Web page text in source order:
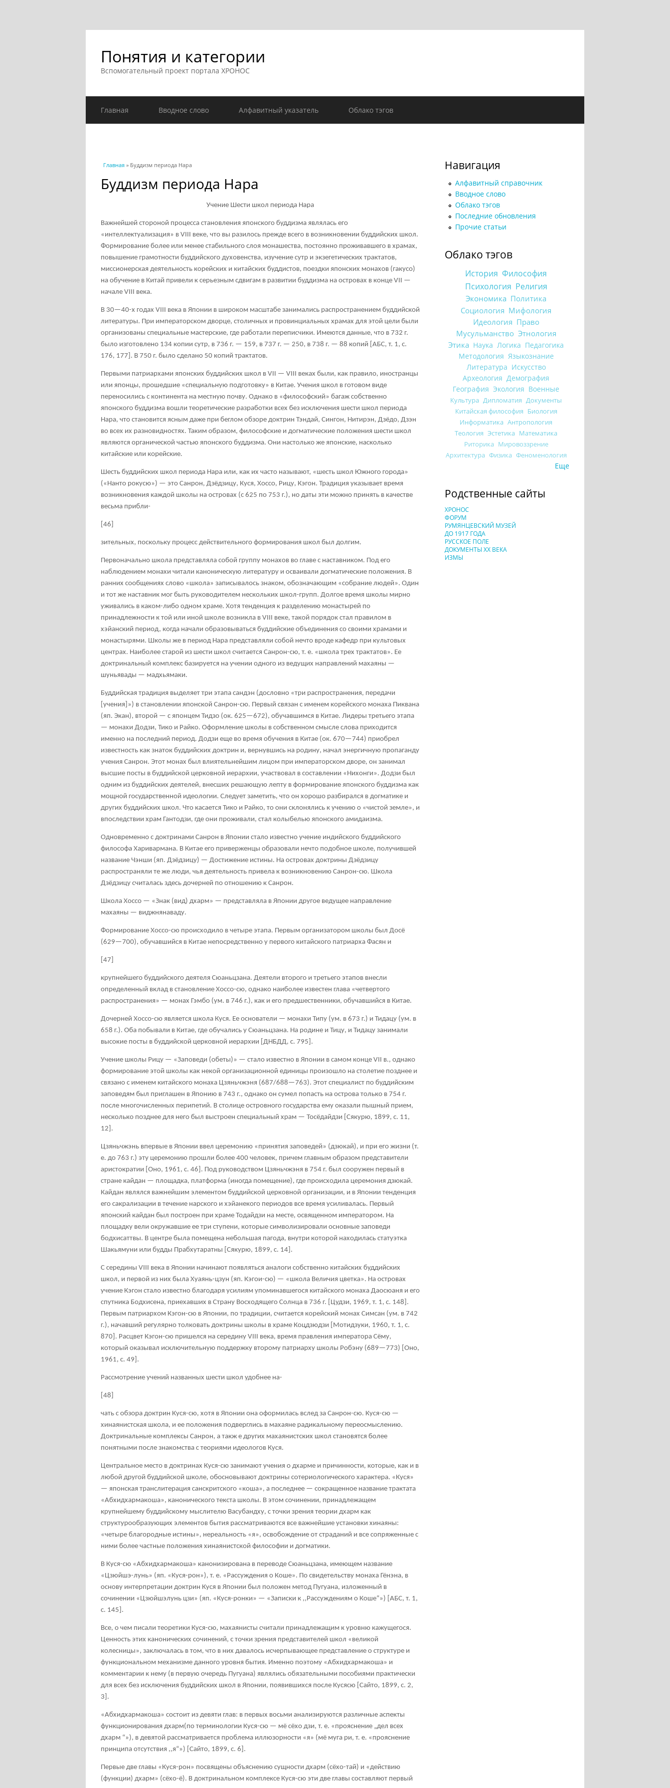
Понятия и категории
Вспомогательный проект портала ХРОНОС
Главная Вводное слово Алфавитный указатель Облако тэгов
Вы здесь
Главная » Буддизм периода Нара
Буддизм периода Нара
Учение Шести школ периода Нара
Важнейшей стороной процесса становления японского буддизма являлась его
«интеллектуализация» в VIII веке, что вы разилось прежде всего в возникновении буддийских школ.
Формирование более или менее стабильного слоя монашества, постоянно проживавшего в храмах,
повышение грамотности буддийского духовенства, изучение сутр и экзегетических трактатов,
миссионерская деятельность корейских и китайских буддистов, поездки японских монахов (гакусо)
на обучение в Китай привели к серьезным сдвигам в развитии буддизма на островах в конце VII —
начале VIII века.
В 30—40-х годах VIII века в Японии в широком масштабе занимались распространением буддийской
литературы. При императорском дворце, столичных и провинциальных храмах для этой цели были
организованы специальные мастерские, где работали переписчики. Имеются данные, что в 732 г.
было изготовлено 134 копии сутр, в 736 г. — 159, в 737 г. — 250, в 738 г. — 88 копий [АБС, т. 1, с.
176, 177]. В 750 г. было сделано 50 копий трактатов.
Первыми патриархами японских буддийских школ в VII — VIII веках были, как правило, иностранцы
или японцы, прошедшие «специальную подготовку» в Китае. Учения школ в готовом виде
переносились с континента на местную почву. Однако в «философский» багаж собственно
японского буддизма вошли теоретические разработки всех без исключения шести школ периода
Нара, что становится ясным даже при беглом обзоре доктрин Тэндай, Сингон, Нитирэн, Дзёдо, Дзэн
во всех их разновидностях. Таким образом, философские и догматические положения шести школ
являются органической частью японского буддизма. Они настолько же японские, насколько
китайские или корейские.
Шесть буддийских школ периода Нара или, как их часто называют, «шесть школ Южного города»
(«Нанто рокусю») — это Санрон, Дзёдзицу, Куся, Хоссо, Рицу, Кэгон. Традиция указывает время
возникновения каждой школы на островах (с 625 по 753 г.), но даты эти можно принять в качестве
весьма прибли-
[46]
зительных, поскольку процесс действительного формирования школ был долгим.
Первоначально школа представляла собой группу монахов во главе с наставником. Под его
наблюдением монахи читали каноническую литературу и осваивали догматические положения. В
ранних сообщениях слово «школа» записывалось знаком, обозначающим «собрание людей». Один
и тот же наставник мог быть руководителем нескольких школ-групп. Долгое время школы мирно
уживались в каком-либо одном храме. Хотя тенденция к разделению монастырей по
принадлежности к той или иной школе возникла в VIII веке, такой порядок стал правилом в
хэйанский период, когда начали образовываться буддийские объединения со своими храмами и
монастырями. Школы же в период Нара представляли собой нечто вроде кафедр при культовых
центрах. Наиболее старой из шести школ считается Санрон-сю, т. е. «школа трех трактатов». Ее
доктринальный комплекс базируется на учении одного из ведущих направлений махаяны —
шуньявады — мадхьямаки.
Буддийская традиция выделяет три этапа сандэн (дословно «три распространения, передачи
[учения]») в становлении японской Санрон-сю. Первый связан с именем корейского монаха Пиквана
(яп. Экан), второй — с японцем Тидзо (ок. 625—672), обучавшимся в Китае. Лидеры третьего этапа
— монахи Додзи, Тико и Райко. Оформление школы в собственном смысле слова приходится
именно на последний период. Додзи еще во время обучения в Китае (ок. 670—744) приобрел
известность как знаток буддийских доктрин и, вернувшись на родину, начал энергичную пропаганду
учения Санрон. Этот монах был влиятельнейшим лицом при императорском дворе, он занимал
высшие посты в буддийской церковной иерархии, участвовал в составлении «Нихонги». Додзи был
одним из буддийских деятелей, внесших решающую лепту в формирование японского буддизма как
мощной государственной идеологии. Следует заметить, что он хорошо разбирался в догматике и
других буддийских школ. Что касается Тико и Райко, то они склонялись к учению о «чистой земле», и
впоследствии храм Гантодзи, где они проживали, стал колыбелью японского амидаизма.
Одновременно с доктринами Санрон в Японии стало известно учение индийского буддийского
философа Харивармана. В Китае его приверженцы образовали нечто подобное школе, получившей
название Чэнши (яп. Дзёдзицу) — Достижение истины. На островах доктрины Дзёдзицу
распространяли те же люди, чья деятельность привела к возникновению Санрон-сю. Школа
Дзёдзицу считалась здесь дочерней по отношению к Санрон.
Школа Хоссо — «Знак (вид) дхарм» — представляла в Японии другое ведущее направление
махаяны — виджнянаваду.
Формирование Хоссо-сю происходило в четыре этапа. Первым организатором школы был Досё
(629—700), обучавшийся в Китае непосредственно у первого китайского патриарха Фасян и
[47]
крупнейшего буддийского деятеля Сюаньцзана. Деятели второго и третьего этапов внесли
определенный вклад в становление Хоссо-сю, однако наиболее известен глава «четвертого
распространения» — монах Гэмбо (ум. в 746 г.), как и его предшественники, обучавшийся в Китае.
Дочерней Хоссо-сю является школа Куся. Ее основатели — монахи Типу (ум. в 673 г.) и Тидацу (ум. в
658 г.). Оба побывали в Китае, где обучались у Сюаньцзана. На родине и Тицу, и Тидацу занимали
высокие посты в буддийской церковной иерархии [ДНБДД, с. 795].
Учение школы Рицу — «Заповеди (обеты)» — стало известно в Японии в самом конце VII в., однако
формирование этой школы как некой организационной единицы произошло на столетие позднее и
связано с именем китайского монаха Цзяньчжэня (687/688—763). Этот специалист по буддийским
заповедям был приглашен в Японию в 743 г., однако он сумел попасть на острова только в 754 г.
после многочисленных перипетий. В столице островного государства ему оказали пышный прием,
несколько позднее для него был выстроен специальный храм — Тосёдайдзи [Сякурю, 1899, с. 11,
12].
Цзяньчжэнь впервые в Японии ввел церемонию «принятия заповедей» (дзюкай), и при его жизни (т.
е. до 763 г.) эту церемонию прошли более 400 человек, причем главным образом представители
аристократии [Оно, 1961, с. 46]. Под руководством Цзяньчжэня в 754 г. был сооружен первый в
стране кайдан — площадка, платформа (иногда помещение), где происходила церемония дзюкай.
Кайдан являлся важнейшим элементом буддийской церковной организации, и в Японии тенденция
его сакрализации в течение нарского и хэйанекого периодов все время усиливалась. Первый
японский кайдан был построен при храме Тодайдзи на месте, освященном императором. На
площадку вели окружавшие ее три ступени, которые символизировали основные заповеди
бодхисаттвы. В центре была помещена небольшая пагода, внутри которой находилась статуэтка
Шакьямуни или будды Прабхутаратны [Сякурю, 1899, с. 14].
С середины VIII века в Японии начинают появляться аналоги собственно китайских буддийских
школ, и первой из них была Хуаянь-цзун (яп. Кэгои-сю) — «школа Величия цветка». На островах
учение Кэгон стало известно благодаря усилиям упоминавшегося китайского монаха Даосюаня и его
спутника Бодхисена, приехавших в Страну Восходящего Солнца в 736 г. [Цудзи, 1969, т. 1, с. 148].
Первым патриархом Кэгон-сю в Японии, по традиции, считается корейский монах Симсан (ум. в 742
г.), начавший регулярно толковать доктрины школы в храме Коцдзюдзи [Мотидзуки, 1960, т. 1, с.
870]. Расцвет Кэгон-сю пришелся на середину VIII века, время правления императора Сёму,
который оказывал исключительную поддержку второму патриарху школы Робэну (689—773) [Оно,
1961, с. 49].
Рассмотрение учений названных шести школ удобнее на-
[48]
чать с обзора доктрин Куся-сю, хотя в Японии она оформилась вслед за Санрон-сю. Куся-сю —
хинаянистская школа, и ее положения подверглись в махаяне радикальному переосмыслению.
Доктринальные комплексы Санрон, а такж е других махаянистских школ становятся более
понятными после знакомства с теориями идеологов Куся.
Центральное место в доктринах Куся-сю занимают учения о дхарме и причинности, которые, как и в
любой другой буддийской школе, обосновывают доктрины сотериологического характера. «Куся»
— японская транслитерация санскритского «коша», а последнее — сокращенное название трактата
«Абхидхармакоша», канонического текста школы. В этом сочинении, принадлежащем
крупнейшему буддийскому мыслителю Васубандху, с точки зрения теории дхарм как
структурообразующих элементов бытия рассматриваются все важнейшие установки хинаяны:
«четыре благородные истины», нереальность «я», освобождение от страданий и все сопряженные с
ними более частные положения хинаянистской философии и догматики.
В Куся-сю «Абхидхармакоша» канонизирована в переводе Сюаньцзана, имеющем название
«Цзюйшэ-лунь» (яп. «Куся-рон»), т. е. «Рассуждения о Коше». По свидетельству монаха Гёнэна, в
основу интерпретации доктрин Куся в Японии был положен метод Пугуана, изложенный в
сочинении «Цзюйшэлунь цзи» (яп. «Куся-ронки» — «Записки к ,,Рассуждениям о Коше“») [АБС, т. 1,
с. 145].
Все, о чем писали теоретики Куся-сю, махаянисты считали принадлежащим к уровню кажущегося.
Ценность этих канонических сочинений, с точки зрения представителей школ «великой
колесницы», заключалась в том, что в них давалось исчерпывающее представление о структуре и
функциональном механизме данного уровня бытия. Именно поэтому «Абхидхармакоша» и
комментарии к нему (в первую очередь Пугуана) являлись обязательными пособиями практически
для всех без исключения буддийских школ в Японии, появившихся после Кусясю [Сайто, 1899, с. 2,
3].
«Абхидхармакоша» состоит из девяти глав: в первых восьми анализируются различные аспекты
функционирования дхарм(по терминологии Куся-сю — мё сёхо дзи, т. е. «прояснение „дел всех
дхарм “»), в девятой рассматривается проблема иллюзорности «я» (мё муга ри, т. е. «прояснение
принципа отсутствия ,,я“») [Сайто, 1899, с. 6].
Первые две главы «Куся-рон» посвящены объяснению сущности дхарм (сёхо-тай) и «действию
(функции) дхарм» (сёхо-ё). В доктринальном комплексе Куся-сю эти две главы составляют первый
Навигация
Алфавитный справочник
Вводное слово
Облако тэгов
Последние обновления
Прочие статьи
Облако тэгов
История Философия
Психология Религия
Экономика Политика
Социология Мифология
Идеология Право
Мусульманство Этнология
Этика Наука Логика Педагогика
Методология Языкознание
Литература Искусство
Археология Демография
География Экология Военные
Культура Дипломатия Документы
Китайская философия Биология
Информатика Антропология
Теология Эстетика Математика
Риторика Мировоззрение
Архитектура Физика Феноменология
Еще
Родственные сайты
ХРОНОС
ФОРУМ
РУМЯНЦЕВСКИЙ МУЗЕЙ
ДО 1917 ГОДА
РУССКОЕ ПОЛЕ
ДОКУМЕНТЫ XX ВЕКА
ИЗМЫ